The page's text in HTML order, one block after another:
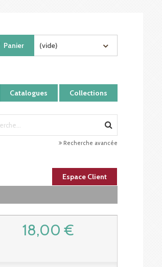
Catalogues Collections
Panier (vide)
Recherche avancée
Espace Client
18,00 €